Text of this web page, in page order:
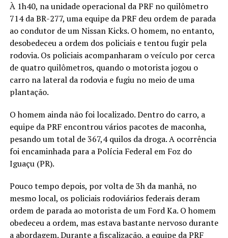
À 1h40, na unidade operacional da PRF no quilômetro
714 da BR-277, uma equipe da PRF deu ordem de parada
ao condutor de um Nissan Kicks. O homem, no entanto,
desobedeceu a ordem dos policiais e tentou fugir pela
rodovia. Os policiais acompanharam o veículo por cerca
de quatro quilômetros, quando o motorista jogou o
carro na lateral da rodovia e fugiu no meio de uma
plantação.
O homem ainda não foi localizado. Dentro do carro, a
equipe da PRF encontrou vários pacotes de maconha,
pesando um total de 367,4 quilos da droga. A ocorrência
foi encaminhada para a Polícia Federal em Foz do
Iguaçu (PR).
Pouco tempo depois, por volta de 3h da manhã, no
mesmo local, os policiais rodoviários federais deram
ordem de parada ao motorista de um Ford Ka. O homem
obedeceu a ordem, mas estava bastante nervoso durante
a abordagem. Durante a fiscalização, a equipe da PRF